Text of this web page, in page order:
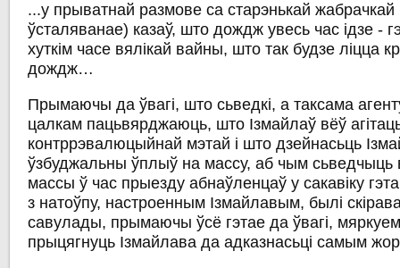
...у прыватнай размове са старэнькай жабрачкай
ўсталяванае) казаў, што дождж увесь час ідзе -
хуткім часе вялікай вайны, што так будзе ліцца
дождж…
Прымаючы да ўвагі, што сьведкі, а таксама
цалкам пацьвярджаюць, што Ізмайлаў вёў
контррэвалюцыйнай мэтай і што дзейнасьць
ўзбуджальны ўплыў на массу, аб чым сьведчыць
массы ў час прыезду абнаўленцаў у сакавіку
з натоўпу, настроенным Ізмайлавым, былі
савулады, прымаючы ўсё гэтае да ўвагі,
прыцягнуць Ізмайлава да адказнасьці самым